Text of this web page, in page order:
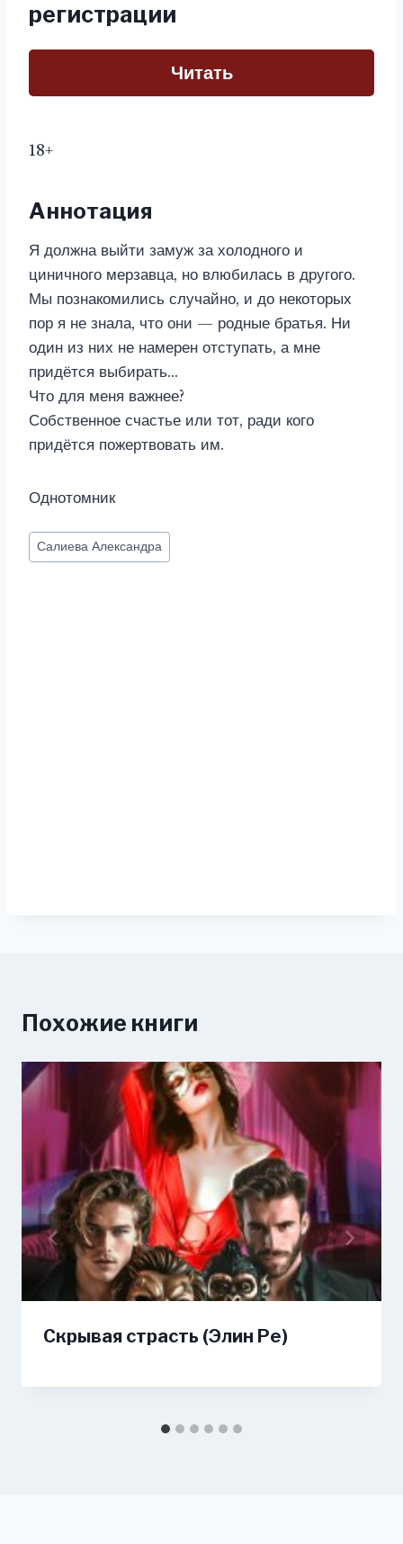
регистрации
Читать
18+
Аннотация
Я должна выйти замуж за холодного и
циничного мерзавца, но влюбилась в другого.
Мы познакомились случайно, и до некоторых
пор я не знала, что они — родные братья. Ни
один из них не намерен отступать, а мне
придётся выбирать…
Что для меня важнее?
Собственное счастье или тот, ради кого
придётся пожертвовать им.
Однотомник
Метки
записи:
Салиева Александра
Похожие книги
Скрывая страсть (Элин Ре)